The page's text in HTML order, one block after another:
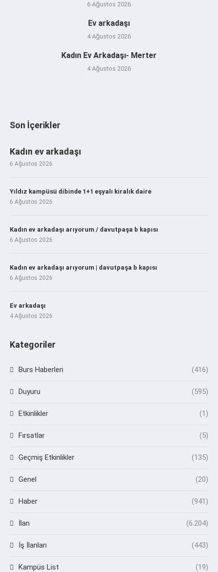
6 Ağustos 2026
Ev arkadaşı
4 Ağustos 2026
Kadın Ev Arkadaşı- Merter
4 Ağustos 2026
Son İçerikler
Kadın ev arkadaşı
6 Ağustos 2026
Yıldız kampüsü dibinde 1+1 eşyalı kiralık daire
6 Ağustos 2026
Kadın ev arkadaşı arıyorum / davutpaşa b kapısı
6 Ağustos 2026
Kadın ev arkadaşı arıyorum | davutpaşa b kapısı
6 Ağustos 2026
Ev arkadaşı
4 Ağustos 2026
Kategoriler
Burs Haberleri (416)
Duyuru (595)
Etkinlikler (1)
Fırsatlar (5)
Geçmiş Etkinlikler (135)
Genel (20)
Haber (941)
İlan (6.204)
İş İlanları (443)
Kampüs List (19)